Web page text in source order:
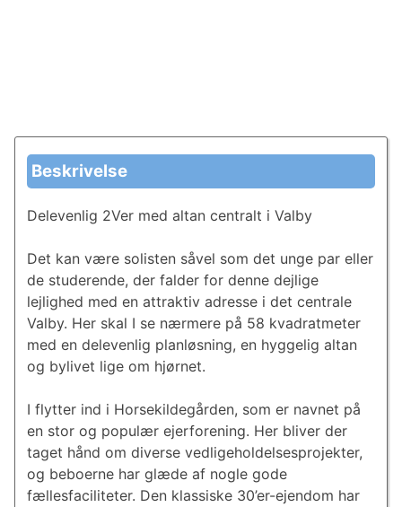
Beskrivelse
Delevenlig 2Ver med altan centralt i Valby
Det kan være solisten såvel som det unge par eller
de studerende, der falder for denne dejlige
lejlighed med en attraktiv adresse i det centrale
Valby. Her skal I se nærmere på 58 kvadratmeter
med en delevenlig planløsning, en hyggelig altan
og bylivet lige om hjørnet.
I flytter ind i Horsekildegården, som er navnet på
en stor og populær ejerforening. Her bliver der
taget hånd om diverse vedligeholdelsesprojekter,
og beboerne har glæde af nogle gode
fællesfaciliteter. Den klassiske 30’er-ejendom har